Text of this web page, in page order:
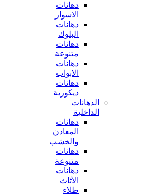
دهانات
الاسوار
دهانات
البلوك
دهانات
متنوعة
دهانات
الابواب
دهانات
ديكورية
الدهانات
الداخلية
دهانات
المعادن
والخشب
دهانات
متنوعة
دهانات
الأثاث
طلاء